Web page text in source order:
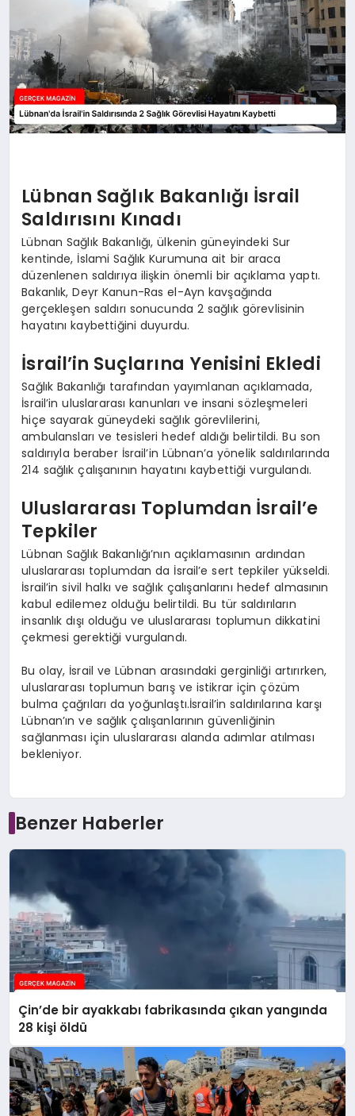
Lübnan Sağlık Bakanlığı İsrail
Saldırısını Kınadı
Lübnan Sağlık Bakanlığı, ülkenin güneyindeki Sur
kentinde, İslami Sağlık Kurumuna ait bir araca
düzenlenen saldırıya ilişkin önemli bir açıklama yaptı.
Bakanlık, Deyr Kanun-Ras el-Ayn kavşağında
gerçekleşen saldırı sonucunda 2 sağlık görevlisinin
hayatını kaybettiğini duyurdu.
İsrail’in Suçlarına Yenisini Ekledi
Sağlık Bakanlığı tarafından yayımlanan açıklamada,
İsrail’in uluslararası kanunları ve insani sözleşmeleri
hiçe sayarak güneydeki sağlık görevlilerini,
ambulansları ve tesisleri hedef aldığı belirtildi. Bu son
saldırıyla beraber İsrail’in Lübnan’a yönelik saldırılarında
214 sağlık çalışanının hayatını kaybettiği vurgulandı.
Uluslararası Toplumdan İsrail’e
Tepkiler
Lübnan Sağlık Bakanlığı’nın açıklamasının ardından
uluslararası toplumdan da İsrail’e sert tepkiler yükseldi.
İsrail’in sivil halkı ve sağlık çalışanlarını hedef almasının
kabul edilemez olduğu belirtildi. Bu tür saldırıların
insanlık dışı olduğu ve uluslararası toplumun dikkatini
çekmesi gerektiği vurgulandı.
Bu olay, İsrail ve Lübnan arasındaki gerginliği artırırken,
uluslararası toplumun barış ve istikrar için çözüm
bulma çağrıları da yoğunlaştı.İsrail’in saldırılarına karşı
Lübnan’ın ve sağlık çalışanlarının güvenliğinin
sağlanması için uluslararası alanda adımlar atılması
bekleniyor.
Benzer Haberler
Çin’de bir ayakkabı fabrikasında çıkan yangında
28 kişi öldü